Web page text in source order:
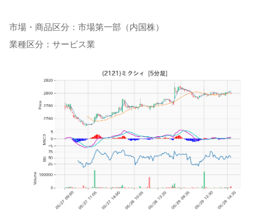
市場・商品区分：市場第一部（内国株）
業種区分：サービス業